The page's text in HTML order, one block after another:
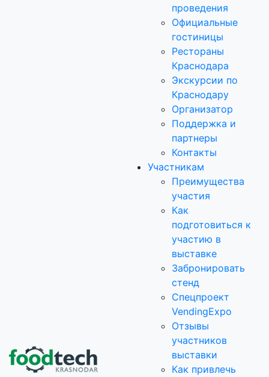
проведения
Официальные
гостиницы
Рестораны
Краснодара
Экскурсии по
Краснодару
Организатор
Поддержка и
партнеры
Контакты
Участникам
Преимущества
участия
Как
подготовиться к
участию в
выставке
Забронировать
стенд
Спецпроект
VendingExpo
Отзывы
участников
выставки
Как привлечь